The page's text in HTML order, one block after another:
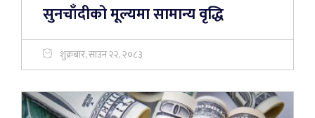
सुनचाँदीको मूल्यमा सामान्य वृद्धि
शुक्रबार, साउन २२, २०८३